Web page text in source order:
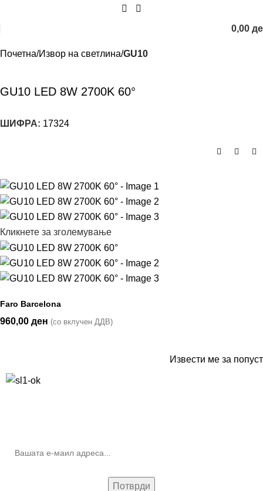
0,00
Почетна Извор на светлина GU10
GU10 LED 8W 2700K 60°
ШИФРА: 17324
Кликнете за зголемување
Faro Barcelona
960,00 ден (со вклучен ДДВ)
Извести ме за попуст